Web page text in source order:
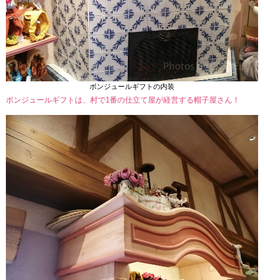
ボンジュールギフトの内装
ボンジュールギフトは、村で1番の仕立て屋が経営する帽子屋さん！